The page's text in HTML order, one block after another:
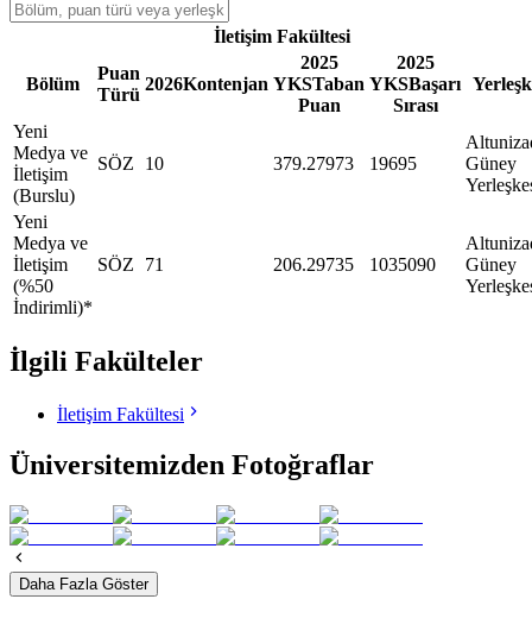
İletişim Fakültesi
Bölüm
Puan
Türü
2026Kontenjan
2025
YKSTaban
Puan
2025
YKSBaşarı
Sırası
Yeni
Medya ve
İletişim
(Burslu)
SÖZ 10 379.27973 19695
Güney
Yeni
Medya ve
İletişim
(%50
İndirimli)*
SÖZ 71 206.29735 1035090
Güney
İlgili Fakülteler
İletişim Fakültesi
Üniversitemizden Fotoğraflar
Daha Fazla Göster